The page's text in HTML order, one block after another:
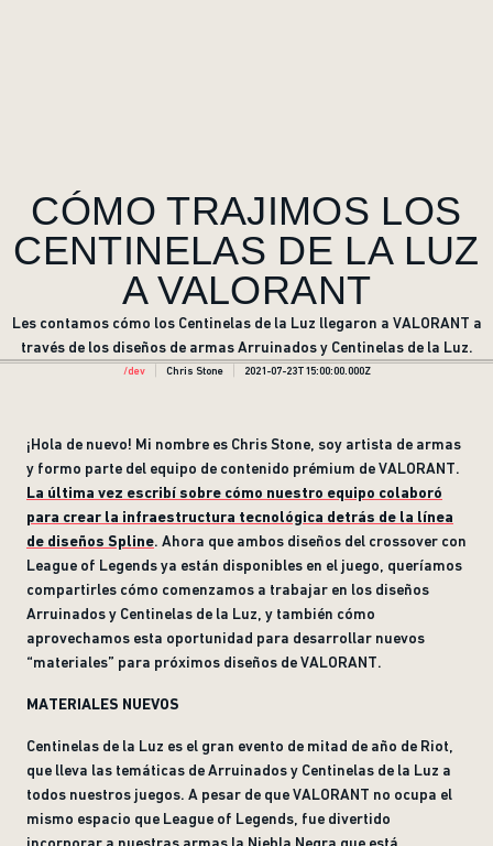
CÓMO TRAJIMOS LOS
CENTINELAS DE LA LUZ
A VALORANT
Les contamos cómo los Centinelas de la Luz llegaron a VALORANT a
través de los diseños de armas Arruinados y Centinelas de la Luz.
/dev Chris Stone 2021-07-23T15:00:00.000Z
¡Hola de nuevo! Mi nombre es Chris Stone, soy artista de armas
y formo parte del equipo de contenido prémium de VALORANT.
La última vez escribí sobre cómo nuestro equipo colaboró
para crear la infraestructura tecnológica detrás de la línea
de diseños Spline. Ahora que ambos diseños del crossover con
League of Legends ya están disponibles en el juego, queríamos
compartirles cómo comenzamos a trabajar en los diseños
Arruinados y Centinelas de la Luz, y también cómo
aprovechamos esta oportunidad para desarrollar nuevos
“materiales” para próximos diseños de VALORANT.
MATERIALES NUEVOS
Centinelas de la Luz es el gran evento de mitad de año de Riot,
que lleva las temáticas de Arruinados y Centinelas de la Luz a
todos nuestros juegos. A pesar de que VALORANT no ocupa el
mismo espacio que League of Legends, fue divertido